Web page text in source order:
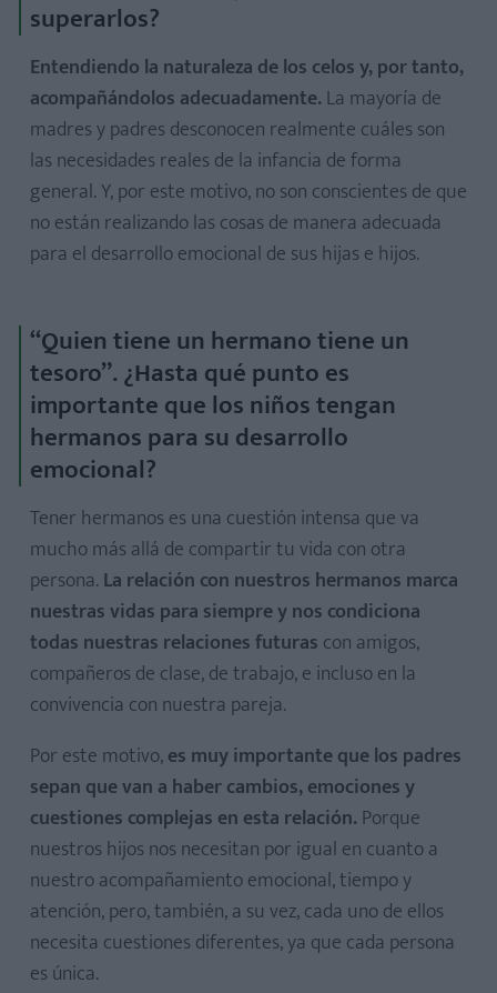
superarlos?
Entendiendo la naturaleza de los celos y, por tanto,
acompañándolos adecuadamente. La mayoría de
madres y padres desconocen realmente cuáles son
las necesidades reales de la infancia de forma
general. Y, por este motivo, no son conscientes de que
no están realizando las cosas de manera adecuada
para el desarrollo emocional de sus hijas e hijos.
“Quien tiene un hermano tiene un
tesoro”. ¿Hasta qué punto es
importante que los niños tengan
hermanos para su desarrollo
emocional?
Tener hermanos es una cuestión intensa que va
mucho más allá de compartir tu vida con otra
persona. La relación con nuestros hermanos marca
nuestras vidas para siempre y nos condiciona
todas nuestras relaciones futuras con amigos,
compañeros de clase, de trabajo, e incluso en la
convivencia con nuestra pareja.
Por este motivo,es muy importante que los padres
sepan que van a haber cambios, emociones y
cuestiones complejas en esta relación. Porque
nuestros hijos nos necesitan por igual en cuanto a
nuestro acompañamiento emocional, tiempo y
atención, pero, también, a su vez, cada uno de ellos
necesita cuestiones diferentes, ya que cada persona
es única.